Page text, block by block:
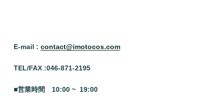
E-mail : contact@imotocos.com
TEL/FAX :046-871-2195
■営業時間 10:00 ~ 19:00